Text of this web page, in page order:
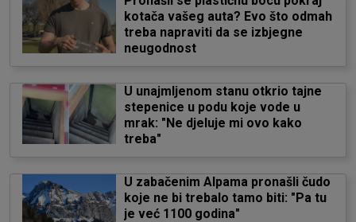
kotača vašeg auta? Evo što odmah
treba napraviti da se izbjegne
neugodnost
U unajmljenom stanu otkrio tajne
stepenice u podu koje vode u
mrak: "Ne djeluje mi ovo kako
treba"
U zabačenim Alpama pronašli čudo
koje ne bi trebalo tamo biti: "Pa tu
je već 1100 godina"